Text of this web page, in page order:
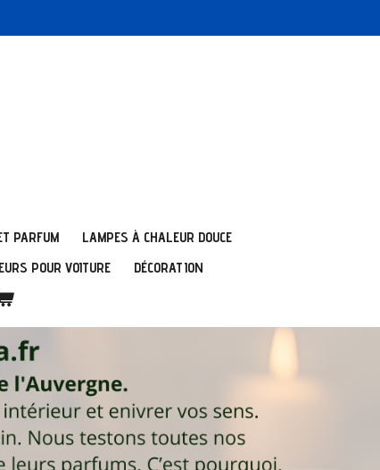
PARFUM
LAMPES À CHALEUR DOUCE
POUR VOITURE
DÉCORATION